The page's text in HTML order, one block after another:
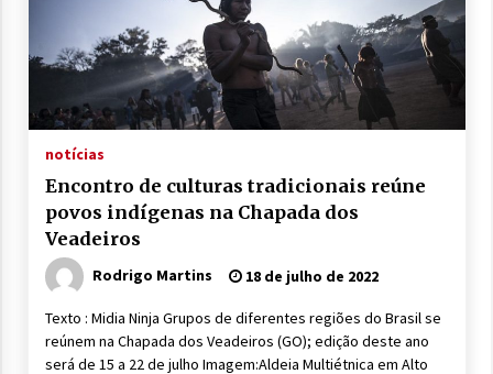
notícias
Encontro de culturas tradicionais reúne
povos indígenas na Chapada dos
Veadeiros
Rodrigo Martins 18 de julho de 2022
Texto : Midia Ninja Grupos de diferentes regiões do Brasil se
reúnem na Chapada dos Veadeiros (GO); edição deste ano
será de 15 a 22 de julho Imagem:Aldeia Multiétnica em Alto